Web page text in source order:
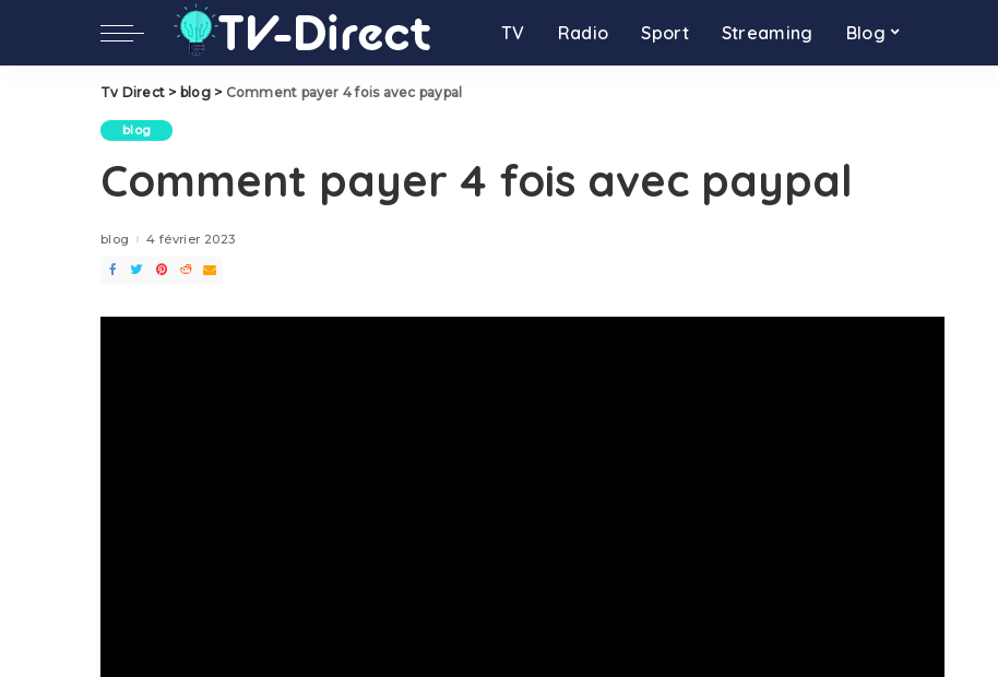
TV Radio Sport Streaming Blog
Tv Direct > blog> Comment payer 4 fois avec paypal
blog
Comment payer 4 fois avec paypal
blog 4 février 2023